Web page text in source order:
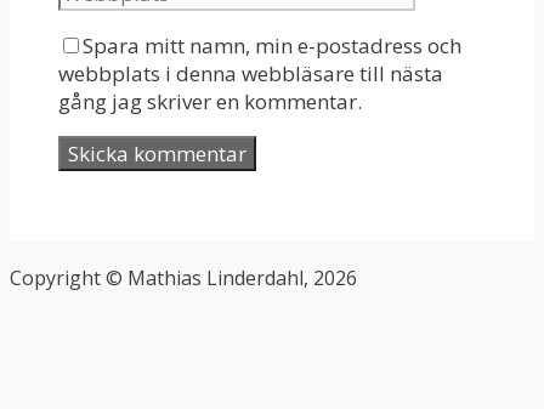
Spara mitt namn, min e-postadress och
webbplats i denna webbläsare till nästa
gång jag skriver en kommentar.
Copyright © Mathias Linderdahl, 2026